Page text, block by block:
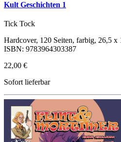
Kult Geschichten 1
Tick Tock
Hardcover, 120 Seiten, farbig, 26,5 x
ISBN: 9783964303387
22,00 €
Sofort lieferbar